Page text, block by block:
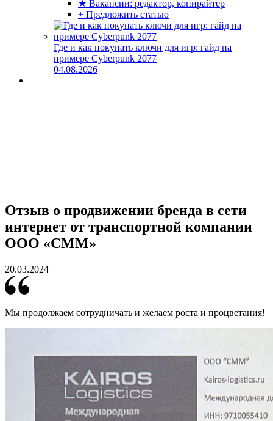
★ Вакансии: редактор, копирайтер
+ Предложить статью
Где и как покупать ключи для игр: гайд на
примере Cyberpunk 2077
04.08.2026
Отзыв о продвижении бренда в сети
интернет от транспортной компании
ООО «СММ»
20.03.2024
Мы продолжаем сотрудничать и желаем роста и процветания!